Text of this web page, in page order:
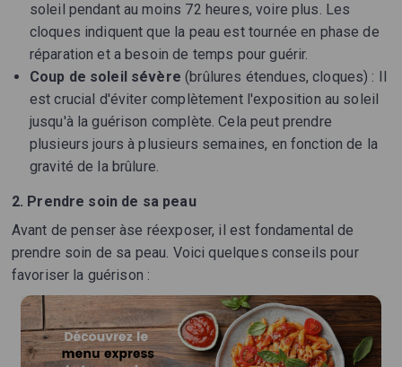
soleil pendant au moins 72 heures, voire plus. Les
cloques indiquent que la peau est tournée en phase de
réparation et a besoin de temps pour guérir.
Coup de soleil sévère (brûlures étendues, cloques) : Il
est crucial d'éviter complètement l'exposition au soleil
jusqu'à la guérison complète. Cela peut prendre
plusieurs jours à plusieurs semaines, en fonction de la
gravité de la brûlure.
2. Prendre soin de sa peau
Avant de penser àse réexposer, il est fondamental de
prendre soin de sa peau. Voici quelques conseils pour
favoriser la guérison :